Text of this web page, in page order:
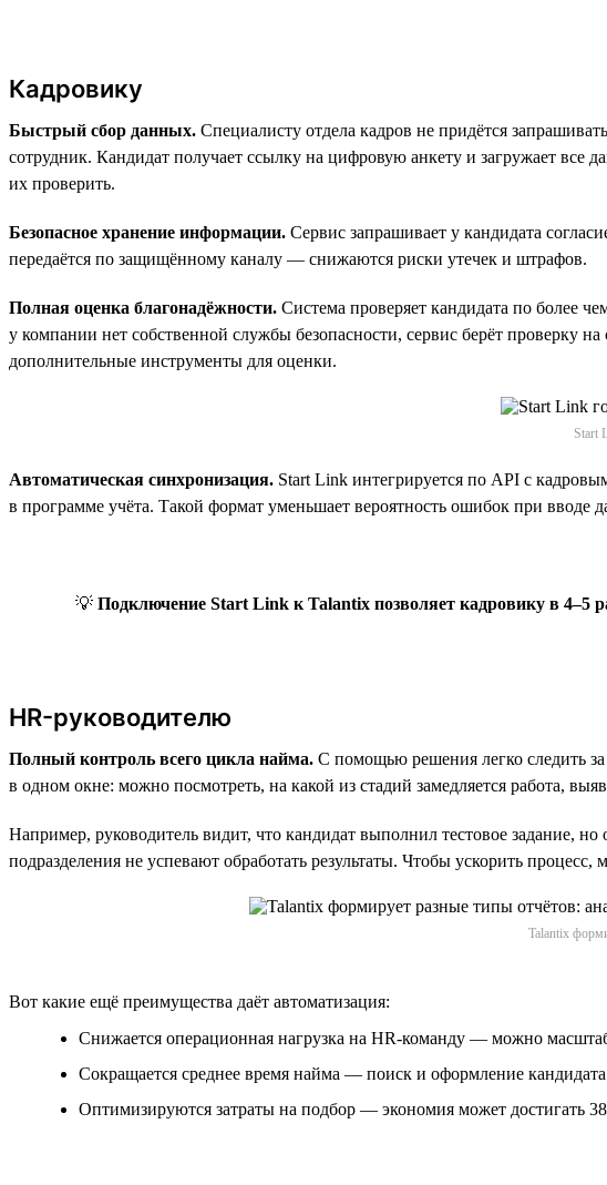
Кадровику
Быстрый сбор данных. Специалисту отдела кадров не придётся
сотрудник. Кандидат получает ссылку на цифровую анкету и загружает все
их проверить.
Безопасное хранение информации. Сервис запрашивает у кандидата
передаётся по защищённому каналу — снижаются риски утечек и штрафов.
Полная оценка благонадёжности. Система проверяет кандидата по более
у компании нет собственной службы безопасности, сервис берёт проверку
дополнительные инструменты для оценки.
Start
Автоматическая синхронизация. Start Link интегрируется по API с
в программе учёта. Такой формат уменьшает вероятность ошибок при вводе
💡 Подключение Start Link к Talantix позволяет кадровику в 4–5
HR-руководителю
Полный контроль всего цикла найма. С помощью решения легко следить
в одном окне: можно посмотреть, на какой из стадий замедляется работа,
Например, руководитель видит, что кандидат выполнил тестовое задание,
подразделения не успевают обработать результаты. Чтобы ускорить
Talantix
Вот какие ещё преимущества даёт автоматизация:
Снижается операционная нагрузка на HR-команду — можно
Сокращается среднее время найма — поиск и оформление кандидата
Оптимизируются затраты на подбор — экономия может достигать